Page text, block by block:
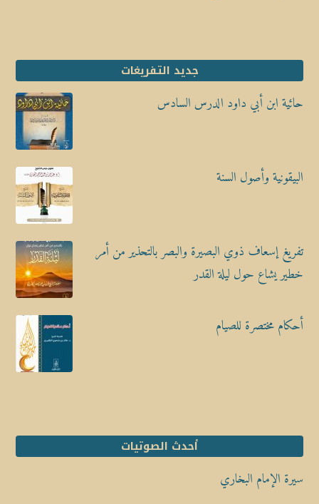
جديد التفريغات
حائية ابن أبي داود الدرس السادس
البيقونية وأصول السنة
تفريغ إسعاف ذوي البصيرة والبصر بالتحذير من أمر
خطير يشاع حول ليلة القدر
أحكام مختصرة للصيام
أحدث الصوتيات
سيرة الإمام البخاري